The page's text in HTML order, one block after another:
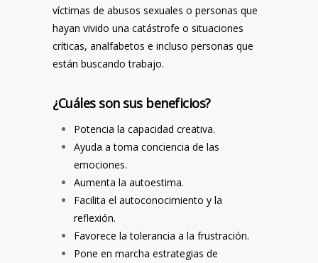
víctimas de abusos sexuales o personas que
hayan vivido una catástrofe o situaciones
críticas, analfabetos e incluso personas que
están buscando trabajo.
¿Cuáles son sus beneficios?
Potencia la capacidad creativa.
Ayuda a toma conciencia de las
emociones.
Aumenta la autoestima.
Facilita el autoconocimiento y la
reflexión.
Favorece la tolerancia a la frustración.
Pone en marcha estrategias de